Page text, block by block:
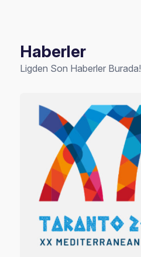
Haberler
Ligden Son Haberler Burada!